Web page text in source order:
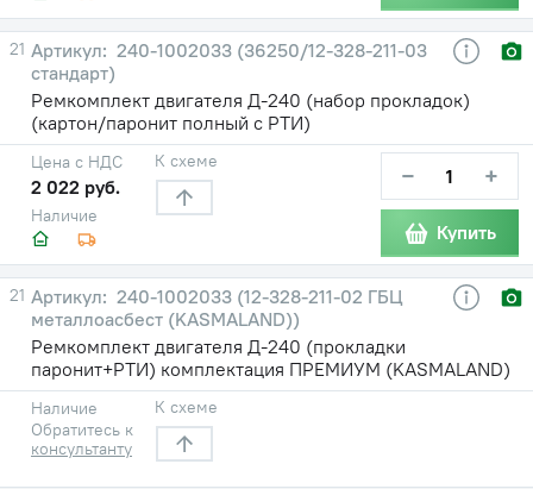
21
240-1002033 (36250/12-328-211-03
стандарт)
Ремкомплект двигателя Д-240 (набор прокладок)
(картон/паронит полный с РТИ)
Наличие
Цена с НДС
2 022 руб.
К схеме − +
Купить
21
240-1002033 (12-328-211-02 ГБЦ
металлоасбест (KASMALAND))
Ремкомплект двигателя Д-240 (прокладки
паронит+РТИ) комплектация ПРЕМИУМ (KASMALAND)
Наличие
Обратитесь к
консультанту
К схеме